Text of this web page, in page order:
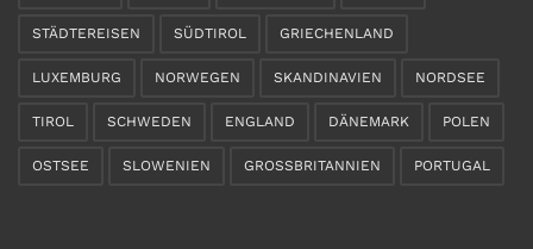
STÄDTEREISEN SÜDTIROL GRIECHENLAND
LUXEMBURG NORWEGEN SKANDINAVIEN NORDSEE
TIROL SCHWEDEN ENGLAND DÄNEMARK POLEN
OSTSEE SLOWENIEN GROSSBRITANNIEN PORTUGAL